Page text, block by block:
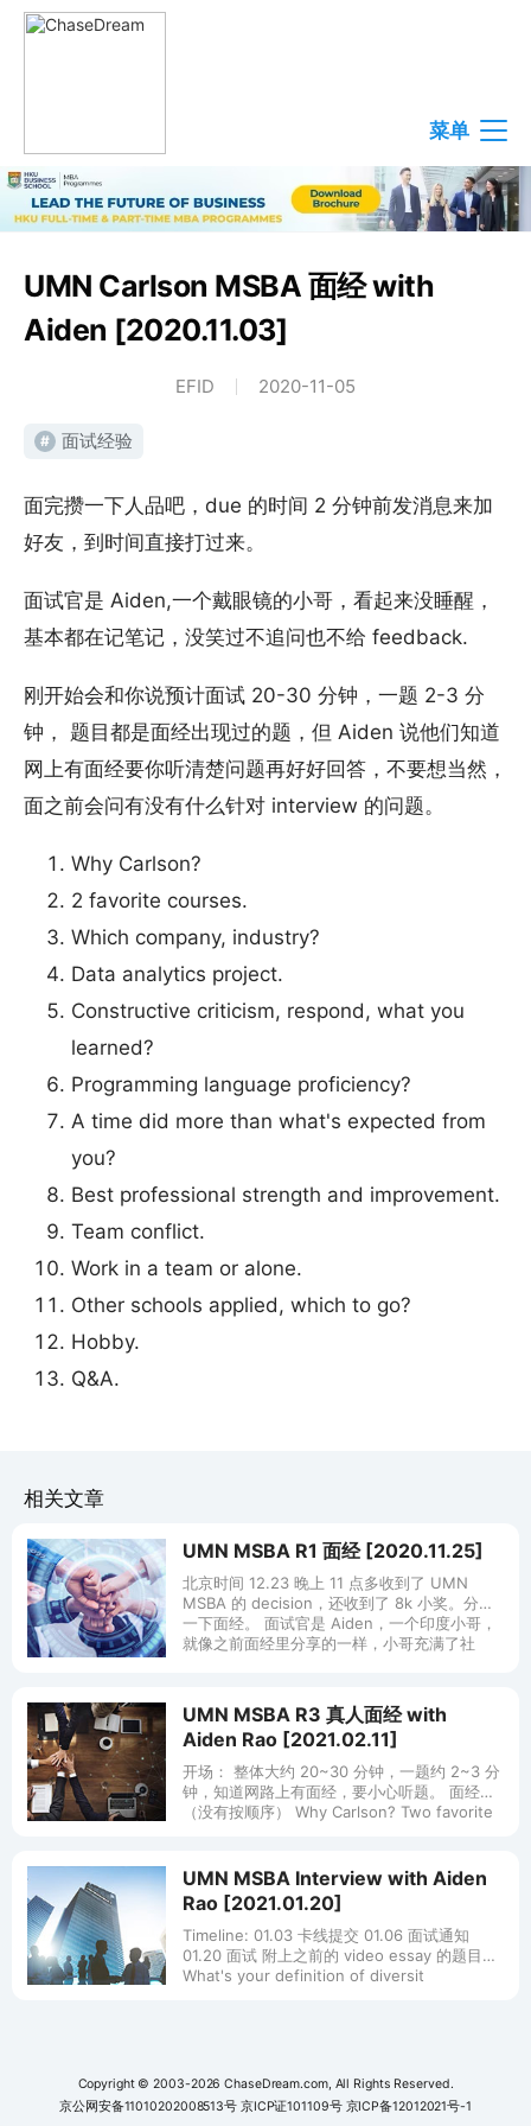
菜单
UMN Carlson MSBA 面经 with
Aiden [2020.11.03]
EFID 2020-11-05
# 面试经验
面完攒一下人品吧，due 的时间 2 分钟前发消息来加
好友，到时间直接打过来。
面试官是 Aiden,一个戴眼镜的小哥，看起来没睡醒，
基本都在记笔记，没笑过不追问也不给 feedback.
刚开始会和你说预计面试 20-30 分钟，一题 2-3 分
钟， 题目都是面经出现过的题，但 Aiden 说他们知道
网上有面经要你听清楚问题再好好回答，不要想当然，
面之前会问有没有什么针对 interview 的问题。
Why Carlson?
2 favorite courses.
Which company, industry?
Data analytics project.
Constructive criticism, respond, what you
learned?
Programming language proficiency?
A time did more than what's expected from
you?
Best professional strength and improvement.
Team conflict.
Work in a team or alone.
Other schools applied, which to go?
Hobby.
Q&A.
相关文章
UMN MSBA R1 面经 [2020.11.25]
北京时间 12.23 晚上 11 点多收到了 UMN
MSBA 的 decision，还收到了 8k 小奖。分享
一下面经。 面试官是 Aiden，一个印度小哥，
就像之前面经里分享的一样，小哥充满了社
UMN MSBA R3 真人面经 with
Aiden Rao [2021.02.11]
开场： 整体大约 20~30 分钟，一题约 2~3 分
钟，知道网路上有面经，要小心听题。 面经：
（没有按顺序） Why Carlson? Two favorite
UMN MSBA Interview with Aiden
Rao [2021.01.20]
Timeline: 01.03 卡线提交 01.06 面试通知
01.20 面试 附上之前的 video essay 的题目：
What's your definition of diversit
Copyright © 2003-2026 ChaseDream.com, All Rights Reserved.
京公网安备11010202008513号 京ICP证101109号 京ICP备12012021号-1